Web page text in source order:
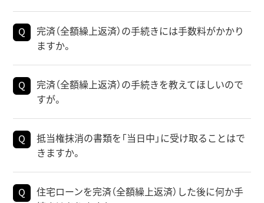
完済（全額繰上返済）の手続きには手数料がかかり
ますか。
完済（全額繰上返済）の手続きを教えてほしいので
すが。
抵当権抹消の書類を「当日中」に受け取ることはで
きますか。
住宅ローンを完済（全額繰上返済）した後に何か手